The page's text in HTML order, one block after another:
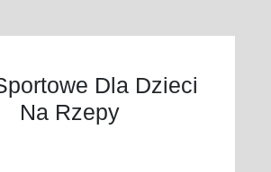
Dla Dzieci
Na Rzepy